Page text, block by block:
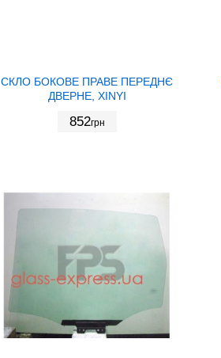
СКЛО БОКОВЕ ПРАВЕ ПЕРЕДНЄ
ДВЕРНЕ, XINYI
852грн